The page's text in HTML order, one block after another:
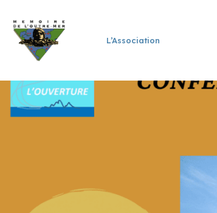
L’Association